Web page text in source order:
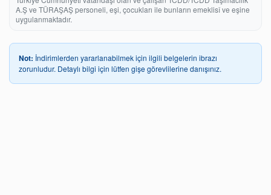
A.Ş ve TÜRAŞAŞ personeli, eşi, çocukları ile bunların emeklisî ve eşine
uygulanmaktadır.
Not: İndirimlerden yararlanabilmek için ilgili belgelerin ibrazı
zorunludur. Detaylı bilgi için lütfen gişe görevlilerine danışınız.